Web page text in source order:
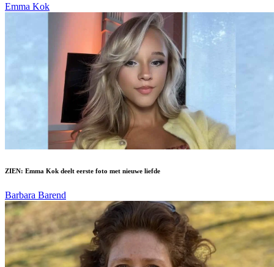
Emma Kok
ZIEN: Emma Kok deelt eerste foto met nieuwe liefde
Barbara Barend